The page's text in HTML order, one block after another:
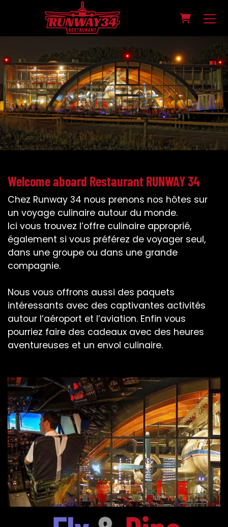
PANIER
Welcome aboard Restaurant RUNWAY 34
Chez Runway 34 nous prenons nos hôtes sur
un voyage culinaire autour du monde.
Ici vous trouvez l’offre culinaire approprié,
également si vous préférez de voyager seul,
dans une groupe ou dans une grande
compagnie.
Nous vous offrons aussi des paquets
intéressants avec des captivantes activités
autour l’aéroport et l’aviation. Enfin vous
pourriez faire des cadeaux avec des heures
aventureuses et un envol culinaire.